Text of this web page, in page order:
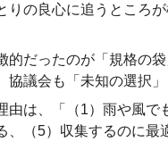
りの良心に追うところ
だったのが「規格の
協議会も「未知の選択
は、「（1）雨や風で
、（5）収集するのに最